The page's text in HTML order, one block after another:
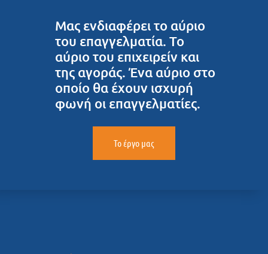
Μας ενδιαφέρει το αύριο
του επαγγελματία. Το
αύριο του επιχειρείν και
της αγοράς. Ένα αύριο στο
οποίο θα έχουν ισχυρή
φωνή οι επαγγελματίες.
Το έργο μας